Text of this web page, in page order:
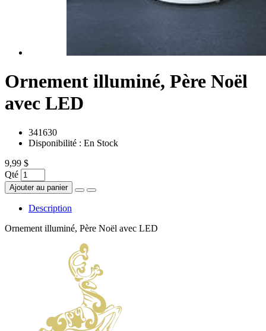
Ornement illuminé, Père Noël
avec LED
341630
Disponibilité : En Stock
9,99 $
Qté
Ajouter au panier
Description
Ornement illuminé, Père Noël avec LED